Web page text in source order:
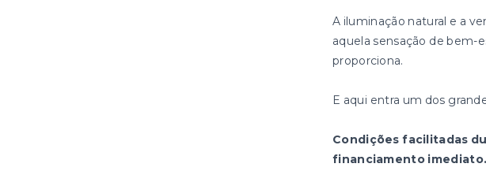
A iluminação natural e a
aquela sensação de bem-
proporciona.
E aqui entra um dos
Condições facilitadas
financiamento imediato.